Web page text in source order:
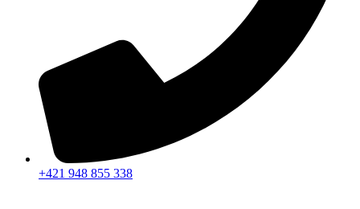
+421 948 855 338